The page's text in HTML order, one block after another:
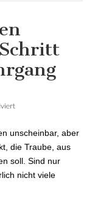
Jahrgang ist getan.
unscheinbar, aber
die Traube, aus
soll. Sind nur
nicht viele